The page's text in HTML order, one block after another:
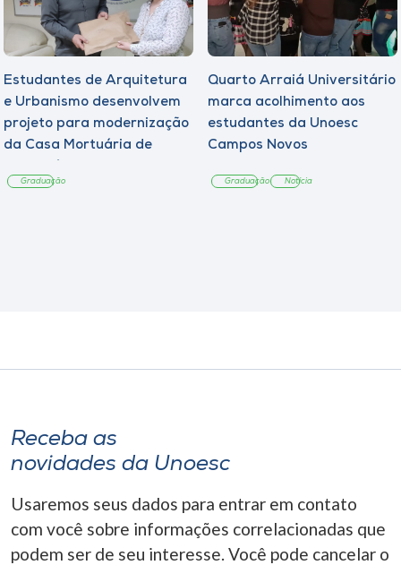
Estudantes de Arquitetura
e Urbanismo desenvolvem
projeto para modernização
da Casa Mortuária de
Graduação
Quarto Arraiá Universitário
marca acolhimento aos
estudantes da Unoesc
Campos Novos
Graduação Notícia
Receba as
novidades da Unoesc
Usaremos seus dados para entrar em contato
com você sobre informações correlacionadas que
podem ser de seu interesse. Você pode cancelar o